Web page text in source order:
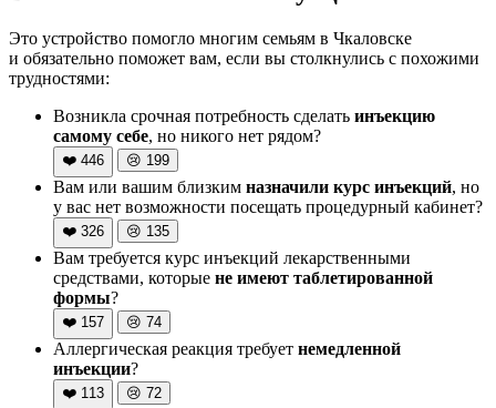
Это устройство помогло многим семьям в Чкаловске
и обязательно поможет вам, если вы столкнулись с похожими
трудностями:
Возникла срочная потребность сделать инъекцию
самому себе, но никого нет рядом?
❤️ 446 😢 199
Вам или вашим близким назначили курс инъекций, но
у вас нет возможности посещать процедурный кабинет?
❤️ 326 😢 135
Вам требуется курс инъекций лекарственными
средствами, которые не имеют таблетированной
формы?
❤️ 157 😢 74
Аллергическая реакция требует немедленной
инъекции?
❤️ 113 😢 72